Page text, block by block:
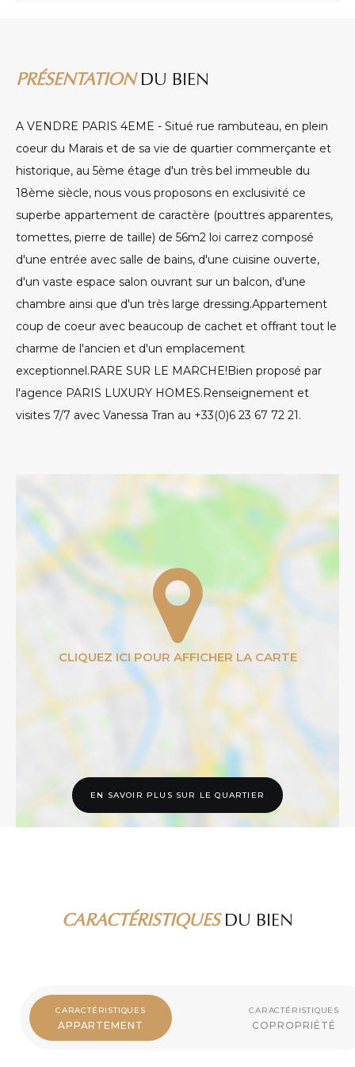
PRÉSENTATIONDU BIEN
A VENDRE PARIS 4EME - Situé rue rambuteau, en plein
coeur du Marais et de sa vie de quartier commerçante et
historique, au 5ème étage d'un très bel immeuble du
18ème siècle, nous vous proposons en exclusivité ce
superbe appartement de caractère (pouttres apparentes,
tomettes, pierre de taille) de 56m2 loi carrez composé
d'une entrée avec salle de bains, d'une cuisine ouverte,
d'un vaste espace salon ouvrant sur un balcon, d'une
chambre ainsi que d'un très large dressing.Appartement
coup de coeur avec beaucoup de cachet et offrant tout le
charme de l'ancien et d'un emplacement
exceptionnel.RARE SUR LE MARCHE!Bien proposé par
l'agence PARIS LUXURY HOMES.Renseignement et
visites 7/7 avec Vanessa Tran au +33(0)6 23 67 72 21.
EN SAVOIR PLUS SUR LE QUARTIER
CARACTÉRISTIQUESDU BIEN
CARACTÉRISTIQUES
APPARTEMENT
CARACTÉRISTIQUES
COPROPRIÉTÉ